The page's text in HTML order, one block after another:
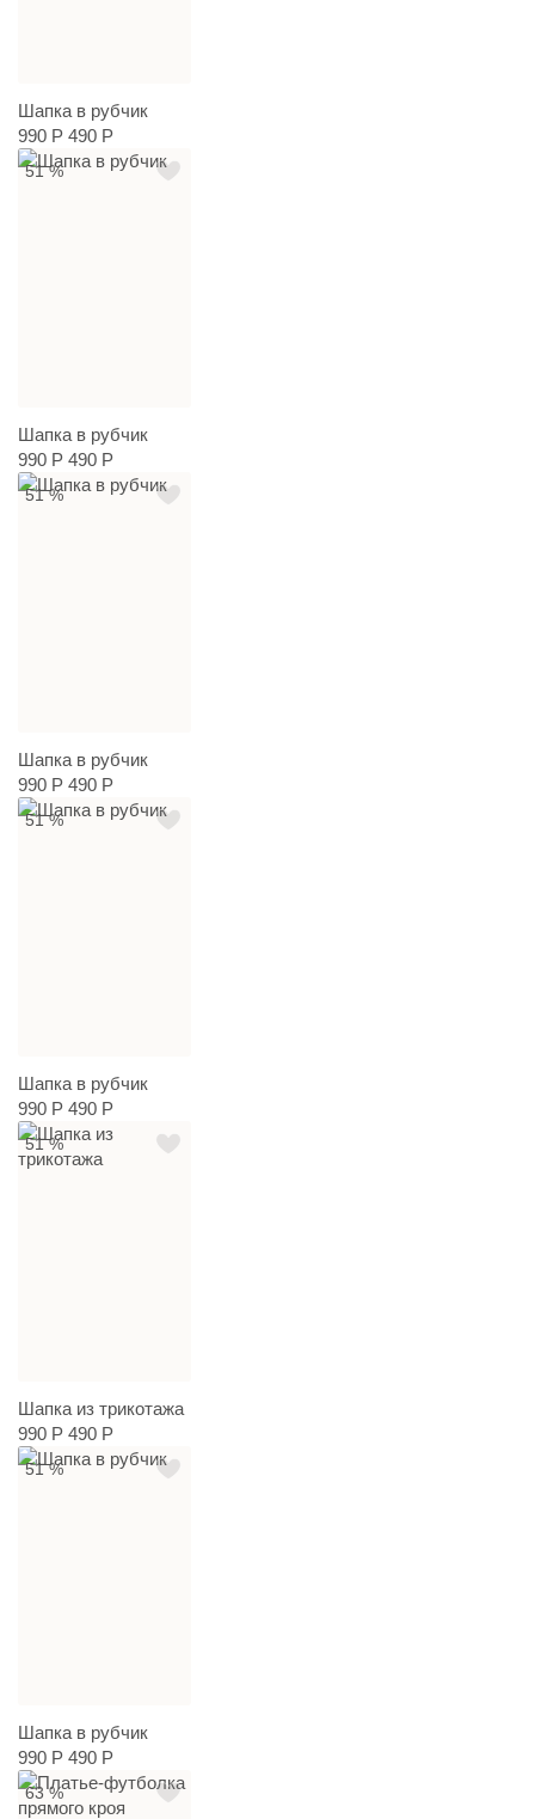
Шапка в рубчик
990 Р 490 Р
51 %
Шапка в рубчик
990 Р 490 Р
51 %
Шапка в рубчик
990 Р 490 Р
51 %
Шапка в рубчик
990 Р 490 Р
51 %
Шапка из трикотажа
990 Р 490 Р
51 %
Шапка в рубчик
990 Р 490 Р
63 %